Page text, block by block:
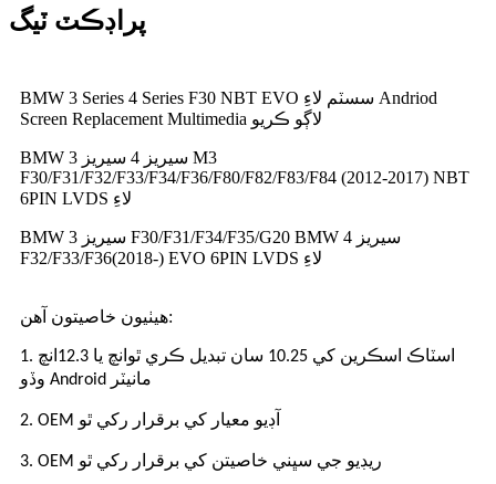
پراڊڪٽ ٽيگ
BMW 3 Series 4 Series F30 NBT EVO سسٽم لاءِ Andriod
Screen Replacement Multimedia لاڳو ڪريو
BMW 3 سيريز 4 سيريز M3
F30/F31/F32/F33/F34/F36/F80/F82/F83/F84 (2012-2017) NBT
6PIN LVDS لاءِ
BMW 3 سيريز F30/F31/F34/F35/G20 BMW 4 سيريز
F32/F33/F36(2018-) EVO 6PIN LVDS لاءِ
هيٺيون خاصيتون آهن:
1. اسٽاڪ اسڪرين کي 10.25 سان تبديل ڪري ٿو انچ يا 12.3
انچ
وڏو
Android مانيٽر
2. OEM آڊيو معيار کي برقرار رکي ٿو
3. OEM ريڊيو جي سڀني خاصيتن کي برقرار رکي ٿو